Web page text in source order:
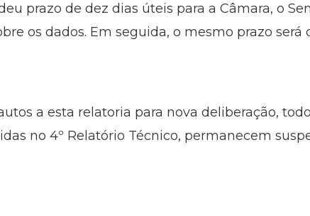
prazo de dez dias úteis para a Câmara, o
os dados. Em seguida, o mesmo prazo será
a esta relatoria para nova deliberação,
no 4º Relatório Técnico, permanecem